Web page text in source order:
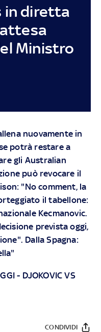
in diretta
Ministro
nuovamente in
potrà restare a
gli Australian
può revocare il
"No comment, la
il tabellone:
Kecmanovic.
prevista oggi,
Dalla Spagna:
- DJOKOVIC VS
CONDIVIDI